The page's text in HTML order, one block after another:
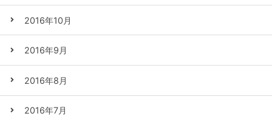
2016年10月
2016年9月
2016年8月
2016年7月